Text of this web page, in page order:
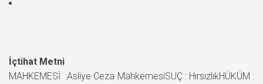
İçtihat Metni
MAHKEMESİ :Asliye Ceza MahkemesiSUÇ : HırsızlıkHÜKÜM :